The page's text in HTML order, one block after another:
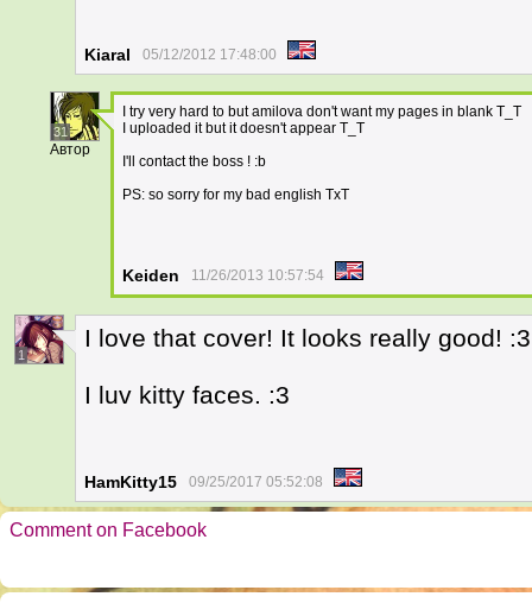
Kiaral 05/12/2012 17:48:00
31
Автор
I try very hard to but amilova don't want my pages in blank T_T
I uploaded it but it doesn't appear T_T
I'll contact the boss ! :b
PS: so sorry for my bad english TxT
Keiden 11/26/2013 10:57:54
1
I love that cover! It looks really good! :3
I luv kitty faces. :3
HamKitty15 09/25/2017 05:52:08
Comment on Facebook